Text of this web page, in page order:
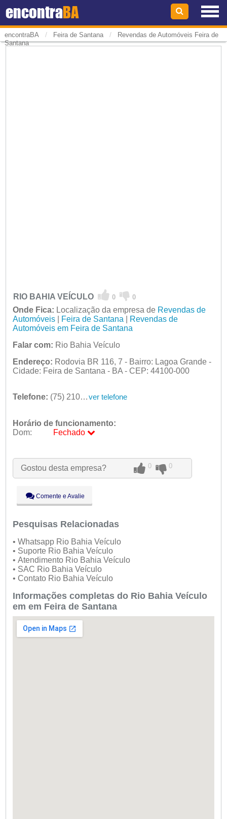
encontraBA
encontraBA / Feira de Santana /
Revendas de Automóveis Feira de
Santana
RIO BAHIA VEÍCULO 0 0
Onde Fica: Localização da empresa de Revendas de
Automóveis| Feira de Santana
Revendas de
Automóveis em Feira de Santana
Falar com: Rio Bahia Veículo
Endereço: Rodovia BR 116, 7 - Bairro: Lagoa Grande -
Cidade: Feira de Santana - BA - CEP: 44100-000
Telefone: (75) 2101-8400 ver telefone
Horário de funcionamento:
Dom:
Fechado
Qua:
09:00 - 18:00
Qui:
09:00 - 18:00
Sáb:
Dom:
Fechado
Gostou desta empresa? 0 0
Comente e Avalie
Pesquisas Relacionadas
• Whatsapp Rio Bahia Veículo
• Suporte Rio Bahia Veículo
• Atendimento Rio Bahia Veículo
• SAC Rio Bahia Veículo
• Contato Rio Bahia Veículo
Informações completas do Rio Bahia Veículo
em em Feira de Santana